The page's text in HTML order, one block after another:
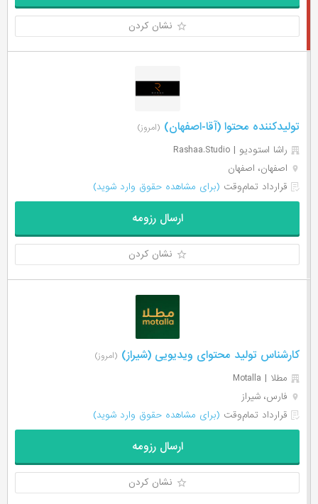
نشان کردن
تولیدکننده محتوا (آقا-اصفهان) (امروز)
راشا استودیو | Rashaa.Studio
اصفهان، اصفهان
قرارداد تمام‌وقت (برای مشاهده حقوق وارد شوید)
ارسال رزومه
نشان کردن
کارشناس تولید محتوای ویدیویی (شیراز) (امروز)
مطلا | Motalla
فارس، شیراز
قرارداد تمام‌وقت (برای مشاهده حقوق وارد شوید)
ارسال رزومه
نشان کردن